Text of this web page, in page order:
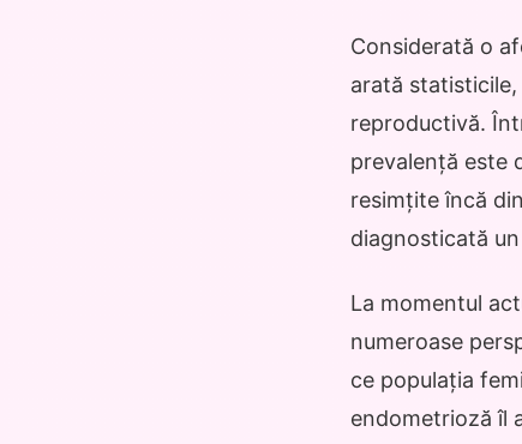
Considerată o
arată
reproductivă.
prevalență este
resimțite încă
diagnosticată
La momentul
numeroase
ce populația
endometrioză îl